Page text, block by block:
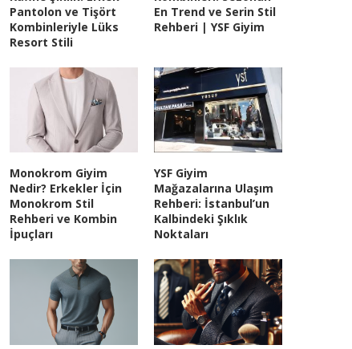
Pantolon ve Tişört
Kombinleriyle Lüks
Resort Stili
En Trend ve Serin Stil
Rehberi | YSF Giyim
Monokrom Giyim
Nedir? Erkekler İçin
Monokrom Stil
Rehberi ve Kombin
İpuçları
YSF Giyim
Mağazalarına Ulaşım
Rehberi: İstanbul’un
Kalbindeki Şıklık
Noktaları